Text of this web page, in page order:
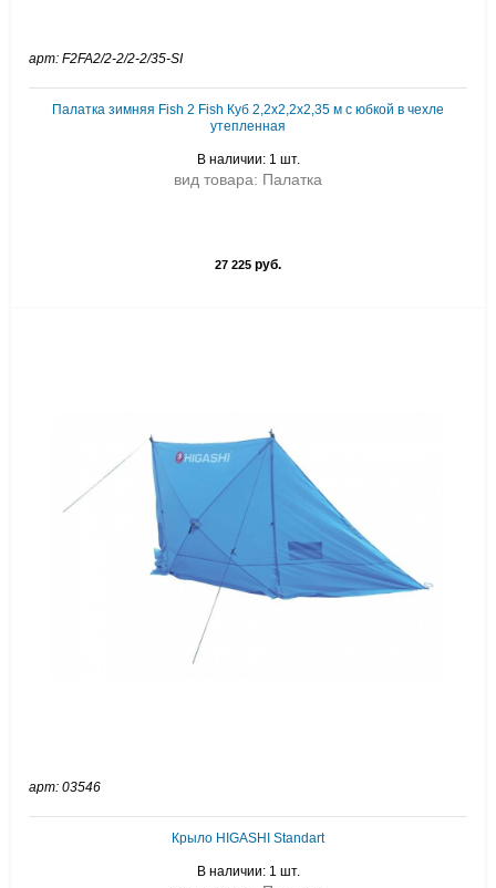
арт: F2FA2/2-2/2-2/35-SI
Палатка зимняя Fish 2 Fish Куб 2,2х2,2х2,35 м с юбкой в чехле
утепленная
В наличии: 1 шт.
вид товара: Палатка
27 225 руб.
арт: 03546
Крыло HIGASHI Standart
В наличии: 1 шт.